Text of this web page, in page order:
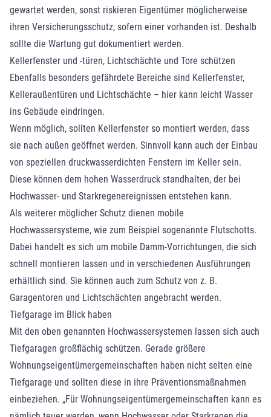
gewartet werden, sonst riskieren Eigentümer möglicherweise
ihren Versicherungsschutz, sofern einer vorhanden ist. Deshalb
sollte die Wartung gut dokumentiert werden.
Kellerfenster und -türen, Lichtschächte und Tore schützen
Ebenfalls besonders gefährdete Bereiche sind Kellerfenster,
Kelleraußentüren und Lichtschächte – hier kann leicht Wasser
ins Gebäude eindringen.
Wenn möglich, sollten Kellerfenster so montiert werden, dass
sie nach außen geöffnet werden. Sinnvoll kann auch der Einbau
von speziellen druckwasserdichten Fenstern im Keller sein.
Diese können dem hohen Wasserdruck standhalten, der bei
Hochwasser- und Starkregenereignissen entstehen kann.
Als weiterer möglicher Schutz dienen mobile
Hochwassersysteme, wie zum Beispiel sogenannte Flutschotts.
Dabei handelt es sich um mobile Damm-Vorrichtungen, die sich
schnell montieren lassen und in verschiedenen Ausführungen
erhältlich sind. Sie können auch zum Schutz von z. B.
Garagentoren und Lichtschächten angebracht werden.
Tiefgarage im Blick haben
Mit den oben genannten Hochwassersystemen lassen sich auch
Tiefgaragen großflächig schützen. Gerade größere
Wohnungseigentümergemeinschaften haben nicht selten eine
Tiefgarage und sollten diese in ihre Präventionsmaßnahmen
einbeziehen. „Für Wohnungseigentümergemeinschaften kann es